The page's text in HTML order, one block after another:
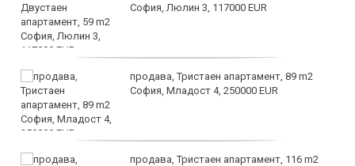
София, Люлин 3, 117000 EUR
продава, Тристаен апартамент, 89 m2
София, Младост 4, 250000 EUR
продава, Тристаен апартамент, 116 m2